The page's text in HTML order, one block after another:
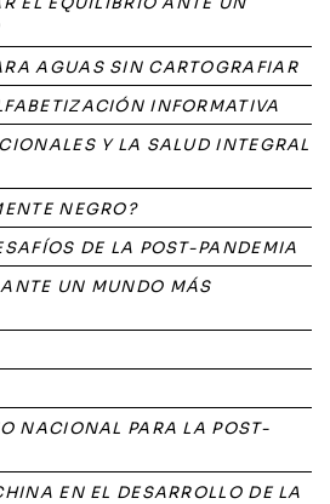
AGUAS SIN CARTOGRAFIAR
INFORMATIVA
Y LA SALUD INTEGRAL
NEGRO?
DE LA POST-PANDEMIA
UN MUNDO MÁS
NACIONAL PARA LA POST-
EN EL DESARROLLO DE LA